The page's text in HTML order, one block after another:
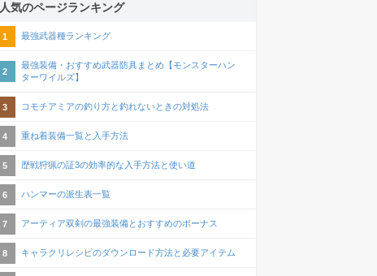
人気のページランキング
最強武器種ランキング
最強装備・おすすめ武器防具まとめ【モンスターハン
ターワイルズ】
コモチアミアの釣り方と釣れないときの対処法
重ね着装備一覧と入手方法
歴戦狩猟の証3の効率的な入手方法と使い道
ハンマーの派生表一覧
アーティア双剣の最強装備とおすすめのボーナス
キャラクリレシピのダウンロード方法と必要アイテム